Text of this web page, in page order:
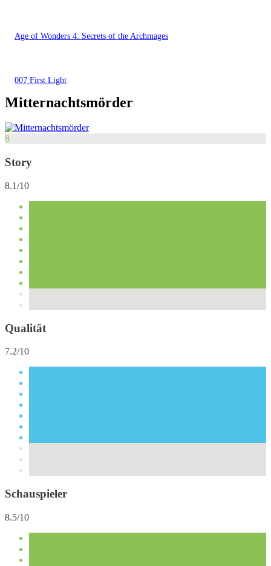
Age of Wonders 4: Secrets of the Archmages
007 First Light
Mitternachtsmörder
8
Story
8.1/10
Qualität
7.2/10
Schauspieler
8.5/10